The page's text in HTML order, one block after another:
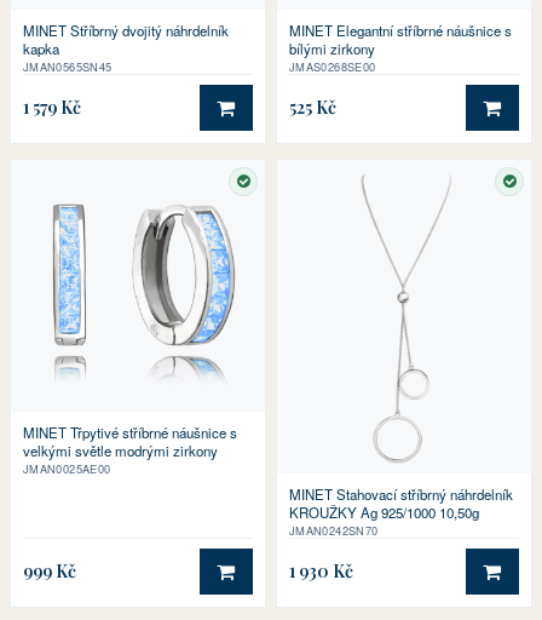
MINET Stříbrný dvojitý náhrdelník
kapka
JMAN0565SN45
1 579 Kč DO KOŠÍKU
MINET Elegantní stříbrné náušnice s
bílými zirkony
JMAS0268SE00
525 Kč DO
SKLADEM
MINET Třpytivé stříbrné náušnice s
velkými světle modrými zirkony
JMAN0025AE00
999 Kč DO KOŠÍKU
MINET Stahovací stříbrný náhrdelník
KROUŽKY Ag 925/1000 10,50g
JMAN0242SN70
1 930 Kč DO